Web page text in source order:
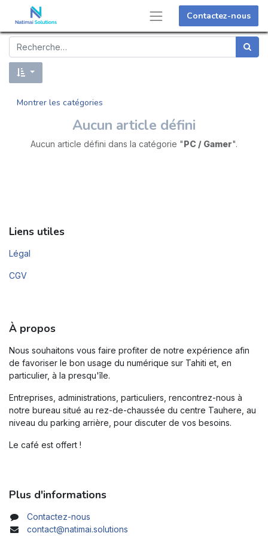
Contactez-nous
Montrer les catégories
Aucun article défini
Aucun article défini dans la catégorie "PC / Gamer".
Liens utiles
Légal
CGV
À propos
Nous souhaitons vous faire profiter de notre expérience afin
de favoriser le bon usage du numérique sur Tahiti et, en
particulier, à la presqu'île.
Entreprises, administrations, particuliers, rencontrez-nous à
notre bureau situé au rez-de-chaussée du centre Tauhere, au
niveau du parking arrière, pour discuter de vos besoins.
Le café est offert !
Plus d'informations
Contactez-nous
contact@natimai.solutions